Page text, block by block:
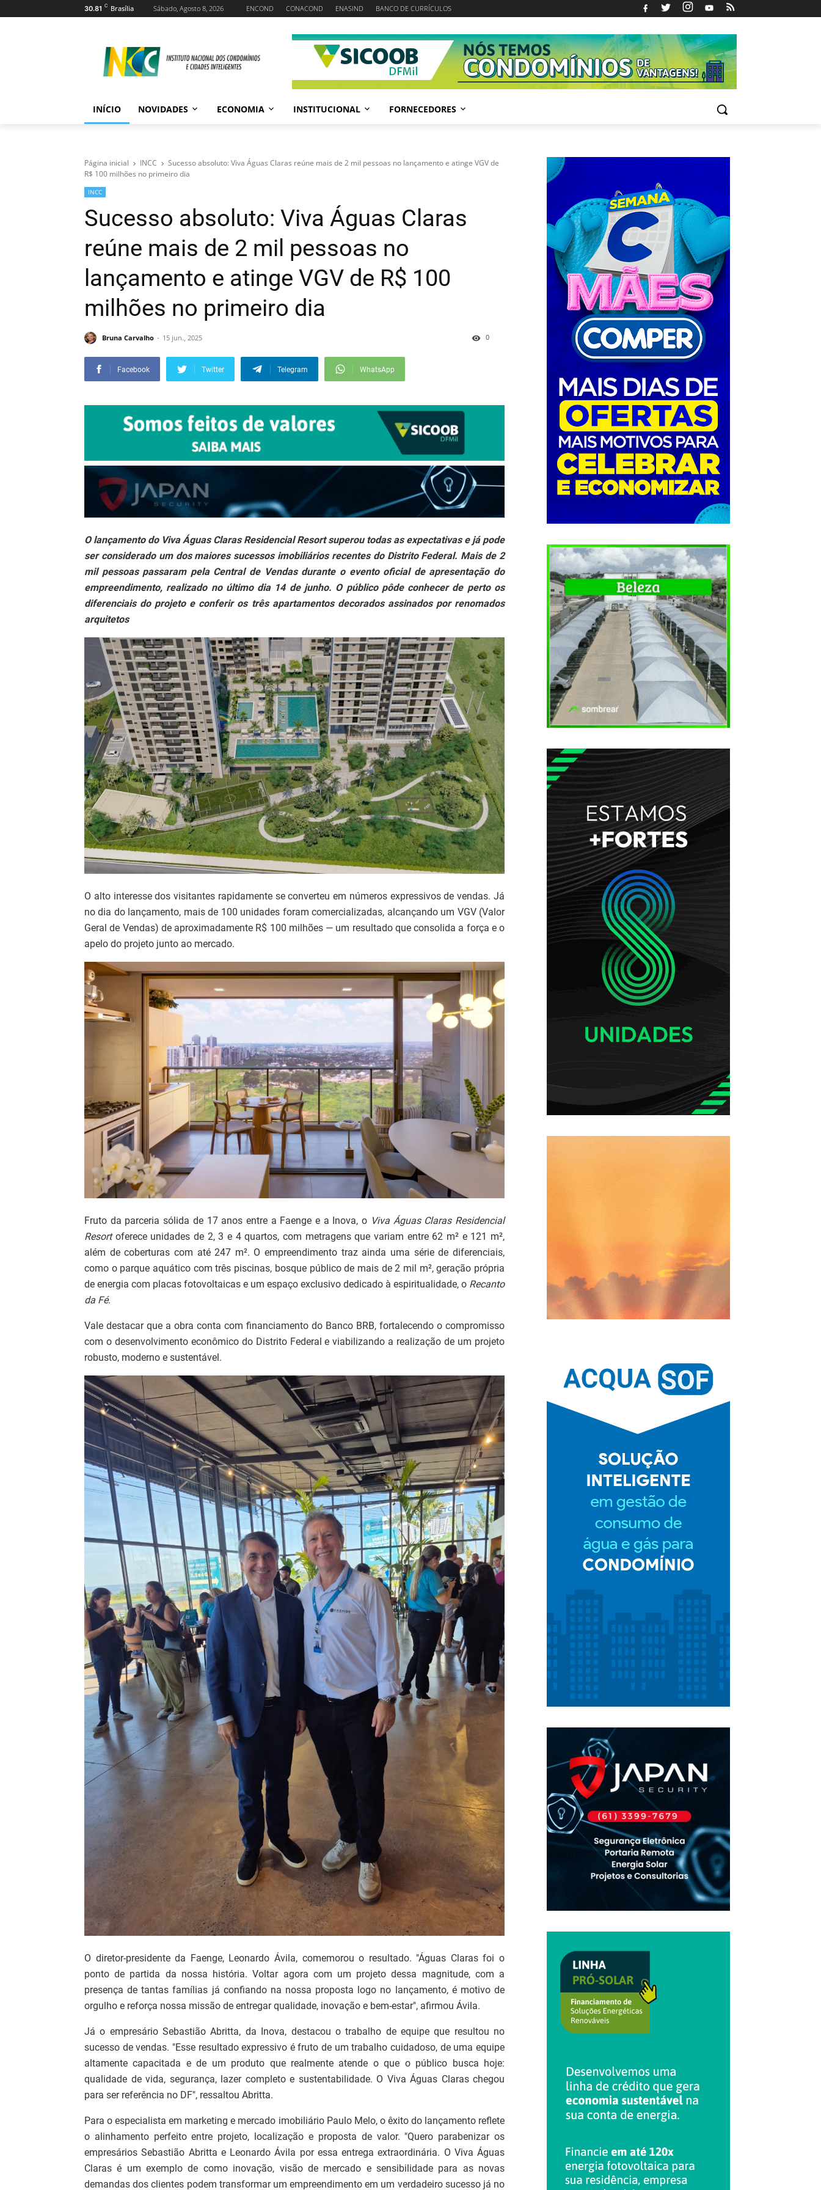
30.81 C Brasília Sábado, Agosto 8, 2026 ENCOND CONACOND ENASIND BANCO DE CURRÍCULOS
INÍCIO NOVIDADES ECONOMIA INSTITUCIONAL FORNECEDORES
Página inicial INCC
Sucesso absoluto: Viva Águas Claras reúne mais de 2 mil pessoas no lançamento e atinge VGV de
R$ 100 milhões no primeiro dia
INCC
Sucesso absoluto: Viva Águas Claras
reúne mais de 2 mil pessoas no
lançamento e atinge VGV de R$ 100
milhões no primeiro dia
Bruna Carvalho 15 jun., 2025 0
Facebook Twitter Telegram WhatsApp
O lançamento do Viva Águas Claras Residencial Resort superou todas as expectativas e já pode
ser considerado um dos maiores sucessos imobiliários recentes do Distrito Federal. Mais de 2
mil pessoas passaram pela Central de Vendas durante o evento oficial de apresentação do
empreendimento, realizado no último dia 14 de junho. O público pôde conhecer de perto os
diferenciais do projeto e conferir os três apartamentos decorados assinados por renomados
arquitetos
O alto interesse dos visitantes rapidamente se converteu em números expressivos de vendas. Já
no dia do lançamento, mais de 100 unidades foram comercializadas, alcançando um VGV (Valor
Geral de Vendas) de aproximadamente R$ 100 milhões — um resultado que consolida a força e o
apelo do projeto junto ao mercado.
Fruto da parceria sólida de 17 anos entre a Faenge e a Inova, o Viva Águas Claras Residencial
Resortoferece unidades de 2, 3 e 4 quartos, com metragens que variam entre 62 m² e 121 m²,
além de coberturas com até 247 m². O empreendimento traz ainda uma série de diferenciais,
como o parque aquático com três piscinas, bosque público de mais de 2 mil m², geração própria
de energia com placas fotovoltaicas e um espaço exclusivo dedicado à espiritualidade, o Recanto
da Fé.
Vale destacar que a obra conta com financiamento do Banco BRB, fortalecendo o compromisso
com o desenvolvimento econômico do Distrito Federal e viabilizando a realização de um projeto
robusto, moderno e sustentável.
O diretor-presidente da Faenge, Leonardo Ávila, comemorou o resultado. "Águas Claras foi o
ponto de partida da nossa história. Voltar agora com um projeto dessa magnitude, com a
presença de tantas famílias já confiando na nossa proposta logo no lançamento, é motivo de
orgulho e reforça nossa missão de entregar qualidade, inovação e bem-estar", afirmou Ávila.
Já o empresário Sebastião Abritta, da Inova, destacou o trabalho de equipe que resultou no
sucesso de vendas. "Esse resultado expressivo é fruto de um trabalho cuidadoso, de uma equipe
altamente capacitada e de um produto que realmente atende o que o público busca hoje:
qualidade de vida, segurança, lazer completo e sustentabilidade. O Viva Águas Claras chegou
para ser referência no DF", ressaltou Abritta.
Para o especialista em marketing e mercado imobiliário Paulo Melo, o êxito do lançamento reflete
o alinhamento perfeito entre projeto, localização e proposta de valor. "Quero parabenizar os
empresários Sebastião Abritta e Leonardo Ávila por essa entrega extraordinária. O Viva Águas
Claras é um exemplo de como inovação, visão de mercado e sensibilidade para as novas
demandas dos clientes podem transformar um empreendimento em um verdadeiro sucesso já no